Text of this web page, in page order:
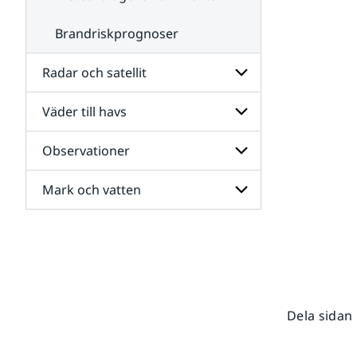
Brandriskprognoser
Radar och satellit
Undersidor
för
Radar
och
satellit
Väder till havs
Undersidor
för
Väder
till
havs
Observationer
Undersidor
för
Mark och vatten
Dela sidan